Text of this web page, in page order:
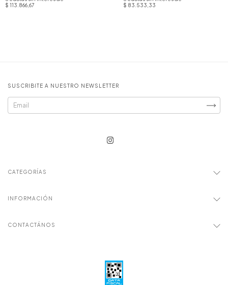
$ 113.866,67
$ 83.533,33
SUSCRIBITE A NUESTRO NEWSLETTER
CATEGORÍAS
INFORMACIÓN
CONTACTÁNOS